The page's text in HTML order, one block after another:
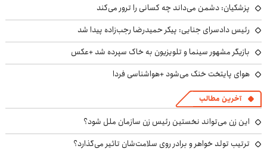
پزشکیان: دشمن می‌داند چه کسانی را ترور می‌کند
رئیس دادسرای جنایی: پیکر حمیدرضا رجب‌زاده پیدا شد
بازیگر مشهور سینما و تلویزیون به خاک سپرده شد +عکس
هوای پایتخت خنک می‌شود +هواشناسی فردا
آخرین مطالب
این زن می‌تواند نخستین رئیس زن سازمان ملل شود؟
ترتیب تولد خواهر و برادر روی سلامت‌شان تاثیر می‌گذارد؟